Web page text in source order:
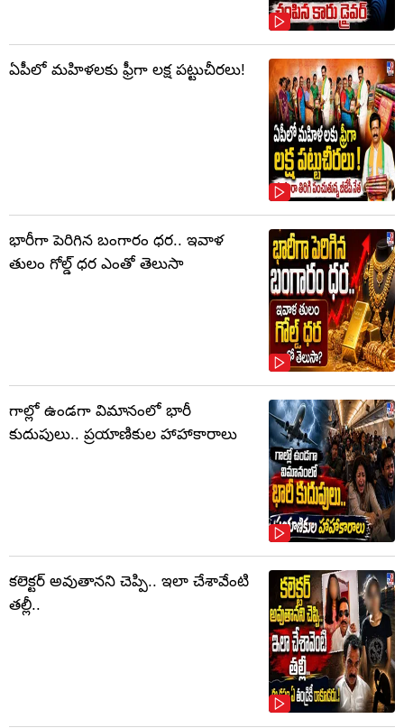
ఏపీలో మహిళలకు ఫ్రీగా లక్ష పట్టుచీరలు!
భారీగా పెరిగిన బంగారం ధర.. ఇవాళ
తులం గోల్డ్‌ ధర ఎంతో తెలుసా
గాల్లో ఉండగా విమానంలో భారీ
కుదుపులు.. ప్రయాణికుల హాహాకారాలు
కలెక్టర్‌ అవుతానని చెప్పి.. ఇలా చేశావేంటి
తల్లీ..